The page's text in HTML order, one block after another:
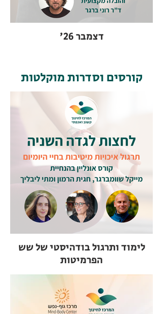
דצמבר 26'
קורסים וסדרות מוקלטות
לימוד ותרגול בודהיסטי של שש
הפרמיטות